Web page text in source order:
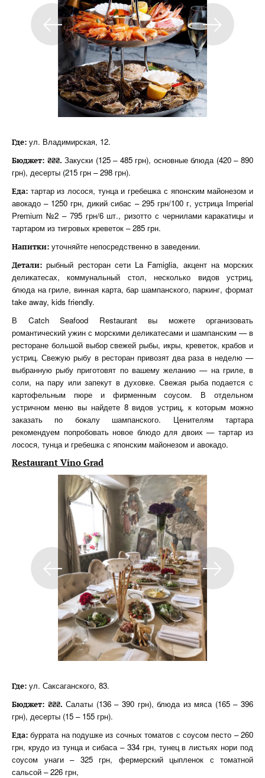
Где: ул. Владимирская, 12.
Бюджет: ₴₴₴. Закуски (125 – 485 грн), основные блюда (420 – 890
грн), десерты (215 грн – 298 грн).
Еда: тартар из лосося, тунца и гребешка с японским майонезом и
авокадо – 1250 грн, дикий сибас – 295 грн/100 г, устрица Imperial
Premium №2 – 795 грн/6 шт., ризотто с чернилами каракатицы и
тартаром из тигровых креветок – 285 грн.
Напитки: уточняйте непосредственно в заведении.
Детали: рыбный ресторан сети La Famiglia, акцент на морских
деликатесах, коммунальный стол, несколько видов устриц,
блюда на гриле, винная карта, бар шампанского, паркинг, формат
take away, kids friendly.
В Catch Seafood Restaurant вы можете организовать
романтический ужин с морскими деликатесами и шампанским — в
ресторане большой выбор свежей рыбы, икры, креветок, крабов и
устриц. Свежую рыбу в ресторан привозят два раза в неделю —
выбранную рыбу приготовят по вашему желанию — на гриле, в
соли, на пару или запекут в духовке. Свежая рыба подается с
картофельным пюре и фирменным соусом. В отдельном
устричном меню вы найдете 8 видов устриц, к которым можно
заказать по бокалу шампанского. Ценителям тартара
рекомендуем попробовать новое блюдо для двоих — тартар из
лосося, тунца и гребешка с японским майонезом и авокадо.
Restaurant Vino Grad
Где: ул. Саксаганского, 83.
Бюджет: ₴₴₴. Салаты (136 – 390 грн), блюда из мяса (165 – 396
грн), десерты (15 – 155 грн).
Еда: буррата на подушке из сочных томатов с соусом песто – 260
грн, крудо из тунца и сибаса – 334 грн, тунец в листьях нори под
соусом унаги – 325 грн, фермерский цыпленок с томатной
сальсой – 226 грн,